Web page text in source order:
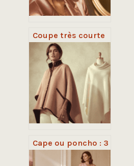
Coupe très courte
avec nuque rasée :
transformer son
style, alléger sa
chevelure et
sculpter son
visage
Cape ou poncho : 3
matières nobles et